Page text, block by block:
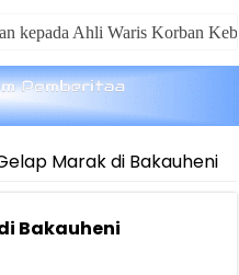
kepada Ahli Waris Korban
Marak di Bakauheni
Bakauheni